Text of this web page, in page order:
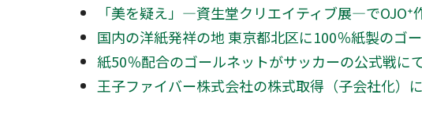
「美を疑え」―資生堂クリエイティブ展―でOJO⁺
国内の洋紙発祥の地 東京都北区に100％紙製のゴ
紙50％配合のゴールネットがサッカーの公式戦に
王子ファイバー株式会社の株式取得（子会社化）